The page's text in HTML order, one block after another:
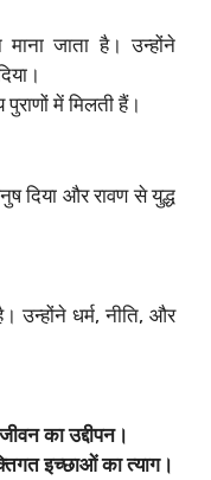
जाता है। उन्होंने
में मिलती हैं।
दिया और रावण से युद्ध
उन्होंने धर्म, नीति, और
का उद्दीपन।
इच्छाओं का त्याग।